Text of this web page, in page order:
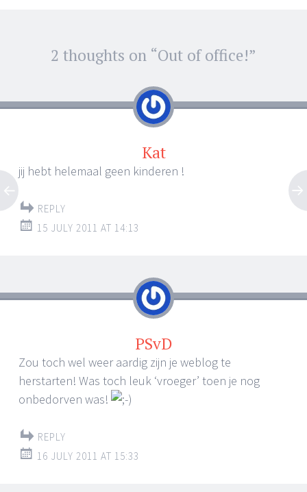
Post navigation
2 thoughts on “Out of office!”
Kat
jij hebt helemaal geen kinderen !
REPLY
15 JULY 2011 AT 14:13
PSvD
Zou toch wel weer aardig zijn je weblog te
herstarten! Was toch leuk ‘vroeger’ toen je nog
onbedorven was!
REPLY
16 JULY 2011 AT 15:33